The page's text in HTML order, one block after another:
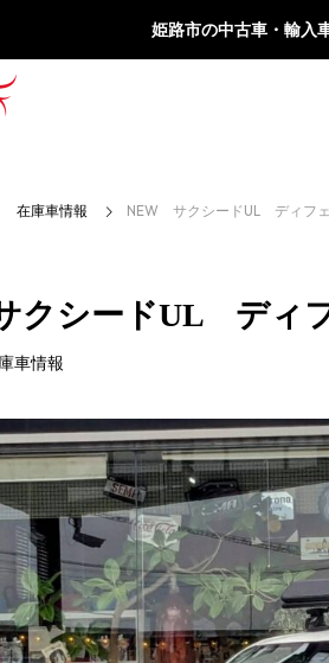
姫路市の中古車・輸入
在庫車情報 NEW サクシードUL ディフ
シードUL ディ
車情報